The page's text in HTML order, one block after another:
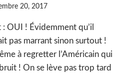
20, 2017
: OUI ! Évidemment qu’il
pas marrant sinon surtout !
à regretter l’Américain qui
! On se lève pas trop tard